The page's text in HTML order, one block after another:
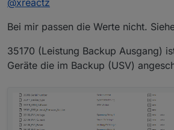
Bei mir liegt der Wert 35138 -
addierten PV Leistung.
@xreactz
Bei mir passen die Werte nicht.
35170 (Leistung Backup Ausgang)
Geräte die im Backup (USV)